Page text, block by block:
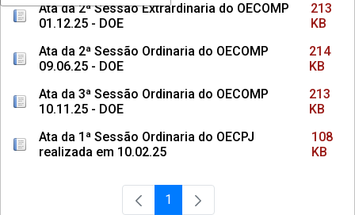
Ata da 2ª Sessão Extrardinaria do OECOMP
01.12.25 - DOE
213
KB
Ata da 2ª Sessão Ordinaria do OECOMP
09.06.25 - DOE
214
KB
Ata da 3ª Sessão Ordinaria do OECOMP
10.11.25 - DOE
213
KB
Ata da 1ª Sessão Ordinaria do OECPJ
realizada em 10.02.25
108
KB
Página
1